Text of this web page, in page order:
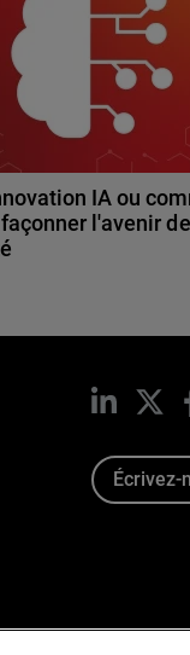
IA ou
l'avenir
LinkedIn
Écrivez-